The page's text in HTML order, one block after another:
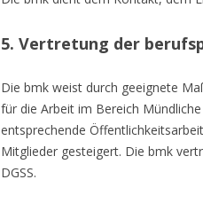
5. Vertretung der
Die bmk weist durch geeignete
für die Arbeit im Bereich
entsprechende
Mitglieder gesteigert. Die bmk
DGSS.